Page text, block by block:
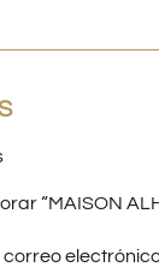
“MAISON